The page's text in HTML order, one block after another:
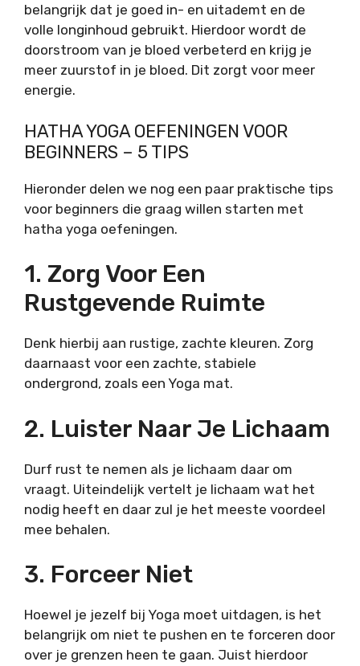
belangrijk dat je goed in- en uitademt en de
volle longinhoud gebruikt. Hierdoor wordt de
doorstroom van je bloed verbeterd en krijg je
meer zuurstof in je bloed. Dit zorgt voor meer
energie.
HATHA YOGA OEFENINGEN VOOR
BEGINNERS – 5 TIPS
Hieronder delen we nog een paar praktische tips
voor beginners die graag willen starten met
hatha yoga oefeningen.
1. Zorg Voor Een
Rustgevende Ruimte
Denk hierbij aan rustige, zachte kleuren. Zorg
daarnaast voor een zachte, stabiele
ondergrond, zoals een Yoga mat.
2. Luister Naar Je Lichaam
Durf rust te nemen als je lichaam daar om
vraagt. Uiteindelijk vertelt je lichaam wat het
nodig heeft en daar zul je het meeste voordeel
mee behalen.
3. Forceer Niet
Hoewel je jezelf bij Yoga moet uitdagen, is het
belangrijk om niet te pushen en te forceren door
over je grenzen heen te gaan. Juist hierdoor